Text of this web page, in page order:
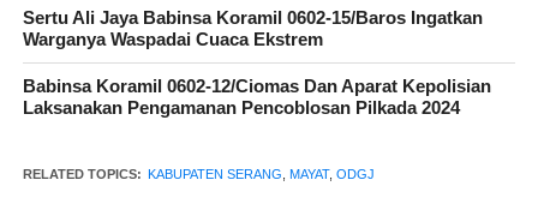
Dituturkan oleh Hermawan ketua Rukun Warga RW 07,RT 01″
Sertu Ali Jaya Babinsa Koramil 0602-15/Baros Ingatkan
Warganya Waspadai Cuaca Ekstrem
Babinsa Koramil 0602-12/Ciomas Dan Aparat Kepolisian
Laksanakan Pengamanan Pencoblosan Pilkada 2024
RELATED TOPICS: KABUPATEN SERANG MAYAT, ODGJ